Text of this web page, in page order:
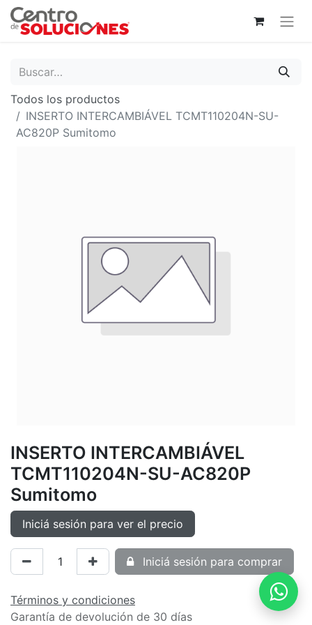
Todos los productos
INSERTO INTERCAMBIÁVEL TCMT110204N-SU-
AC820P Sumitomo
INSERTO INTERCAMBIÁVEL
TCMT110204N-SU-AC820P
Sumitomo
Iniciá sesión para ver el precio
Iniciá sesión para comprar
Términos y condiciones
Garantía de devolución de 30 días